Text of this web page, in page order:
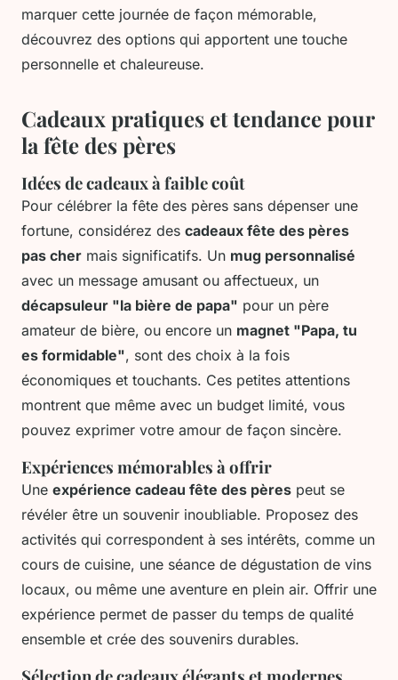
marquer cette journée de façon mémorable,
découvrez des options qui apportent une touche
personnelle et chaleureuse.
Cadeaux pratiques et tendance pour
la fête des pères
Idées de cadeaux à faible coût
Pour célébrer la fête des pères sans dépenser une
fortune, considérez des cadeaux fête des pères
pas cher mais significatifs. Un mug personnalisé
avec un message amusant ou affectueux, un
décapsuleur "la bière de papa" pour un père
amateur de bière, ou encore un magnet "Papa, tu
es formidable", sont des choix à la fois
économiques et touchants. Ces petites attentions
montrent que même avec un budget limité, vous
pouvez exprimer votre amour de façon sincère.
Expériences mémorables à offrir
Une expérience cadeau fête des pères peut se
révéler être un souvenir inoubliable. Proposez des
activités qui correspondent à ses intérêts, comme un
cours de cuisine, une séance de dégustation de vins
locaux, ou même une aventure en plein air. Offrir une
expérience permet de passer du temps de qualité
ensemble et crée des souvenirs durables.